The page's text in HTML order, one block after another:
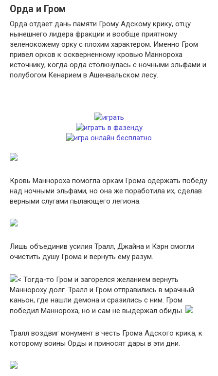
Орда и Гром
Орда отдает дань памяти Грому Адскому крику, отцу
нынешнего лидера фракции и вообще приятному
зеленокожему орку с плохим характером. Именно Гром
привел орков к оскверненному кровью Маннороха
источнику, когда орда столкнулась с ночными эльфами и
полубогом Кенарием в Ашенвальском лесу.
Кровь Маннороха помогла оркам Грома одержать победу
над ночными эльфами, но она же поработила их, сделав
верными слугами пылающего легиона.
Лишь объединив усилия Тралл, Джайна и Кэрн смогли
очистить душу Грома и вернуть ему разум.
< Тогда-то Гром и загорелся желанием вернуть
Маннороху долг. Тралл и Гром отправились в мрачный
каньон, где нашли демона и сразились с ним. Гром
победил Маннороха, но и сам не выдержал обиды.
Тралл воздвиг монумент в честь Грома Адского крика, к
которому воины Орды и приносят дары в эти дни.